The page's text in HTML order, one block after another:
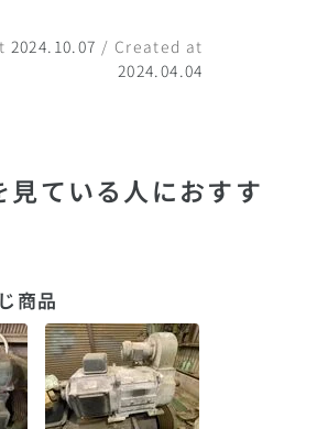
2024.10.07 / Created at
2024.04.04
見ている人におすす
商品